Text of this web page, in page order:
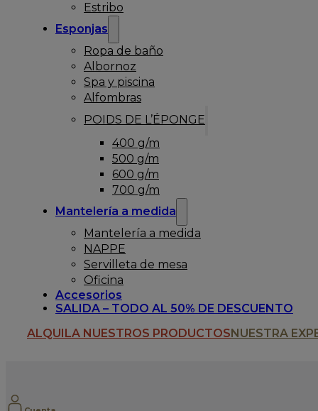
Estribo
Esponjas
Ropa de baño
Albornoz
Spa y piscina
Alfombras
POIDS DE L’ÉPONGE
400 g/m
500 g/m
600 g/m
700 g/m
Mantelería a medida
Mantelería a medida
NAPPE
Servilleta de mesa
Oficina
Accesorios
SALIDA – TODO AL 50% DE DESCUENTO
ALQUILA NUESTROS PRODUCTOS NUESTRA